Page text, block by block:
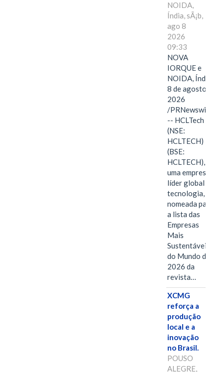
NOIDA,
Índia, sÃ¡b,
ago 8
2026
09:33
NOVA
IORQUE e
NOIDA, Índia,
8 de agosto de
2026
/PRNewswire/
-- HCLTech
(NSE:
HCLTECH)
(BSE:
HCLTECH),
uma empresa
líder global em
tecnologia, foi
nomeada para
a lista das
Empresas
Mais
Sustentáveis
do Mundo de
2026 da
revista…
XCMG
reforça a
produção
local e a
inovação
no Brasil.
POUSO
ALEGRE,